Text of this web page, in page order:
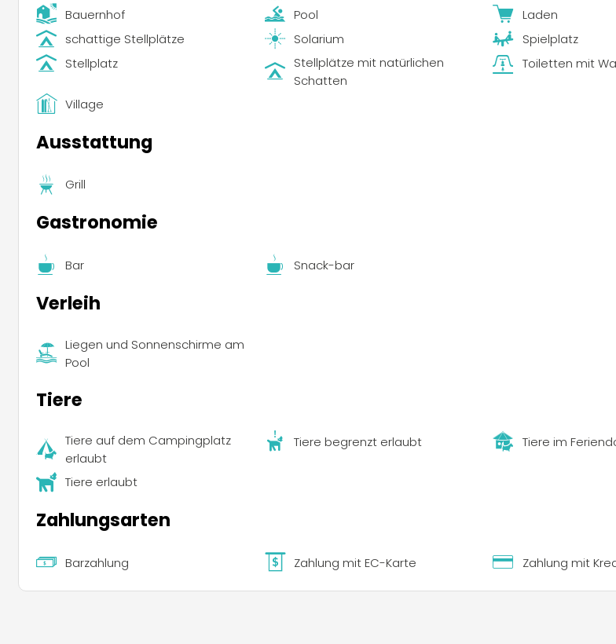
Bauernhof
Pool
Laden
schattige Stellplätze
Solarium
Spielplatz
Stellplatz
Stellplätze mit natürlichen
Schatten
Toiletten mit
Village
Ausstattung
Grill
Gastronomie
Bar Snack-bar
Verleih
Liegen und Sonnenschirme am
Pool
Tiere
Tiere auf dem Campingplatz
erlaubt
Tiere begrenzt erlaubt Tiere im
Tiere erlaubt
Zahlungsarten
Barzahlung Zahlung mit EC-Karte Zahlung mit